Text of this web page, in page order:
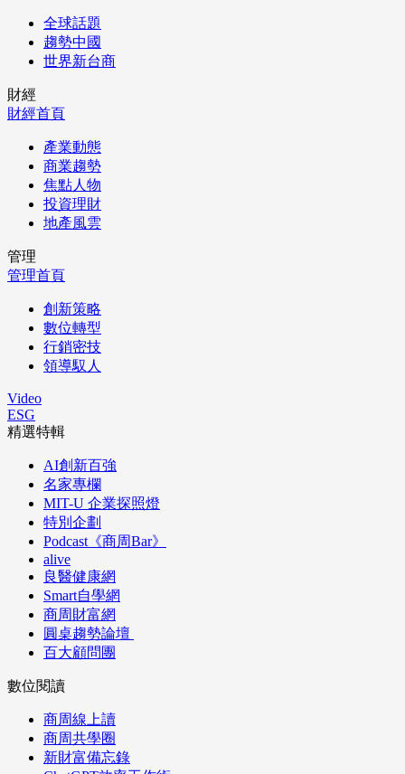
全球話題
趨勢中國
世界新台商
財經
財經首頁
產業動態
商業趨勢
焦點人物
投資理財
地產風雲
管理
管理首頁
創新策略
數位轉型
行銷密技
領導馭人
Video
ESG
精選特輯
AI創新百強
名家專欄
MIT-U 企業探照燈
特別企劃
Podcast《商周Bar》
alive
良醫健康網
Smart自學網
商周財富網
圓桌趨勢論壇
百大顧問團
數位閱讀
商周線上讀
商周共學圈
新財富備忘錄